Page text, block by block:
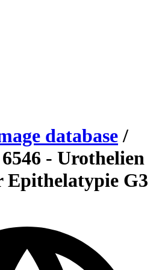
database /
- Urothelien
Epithelatypie G3